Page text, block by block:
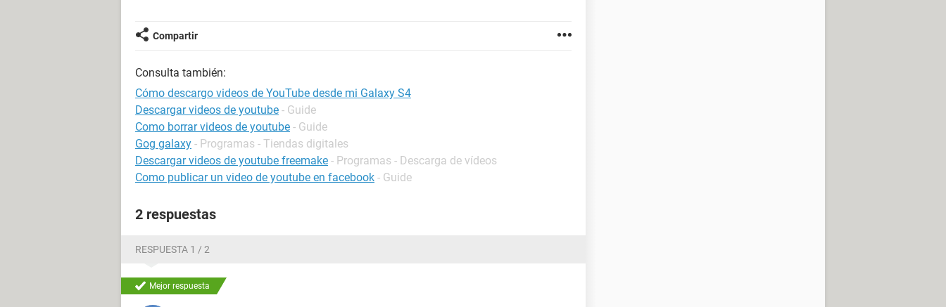
Compartir
Consulta también:
Cómo descargo videos de YouTube desde mi Galaxy S4
Descargar videos de youtube - Guide
Como borrar videos de youtube - Guide
Gog galaxy - Programas - Tiendas digitales
Descargar videos de youtube freemake - Programas - Descarga de vídeos
Como publicar un video de youtube en facebook - Guide
2 respuestas
RESPUESTA 1 / 2
Mejor respuesta